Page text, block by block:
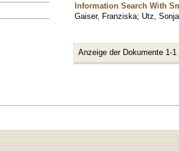
Information Search With
Gaiser, Franziska; Utz, Sonja
Anzeige der Dokumente 1-1